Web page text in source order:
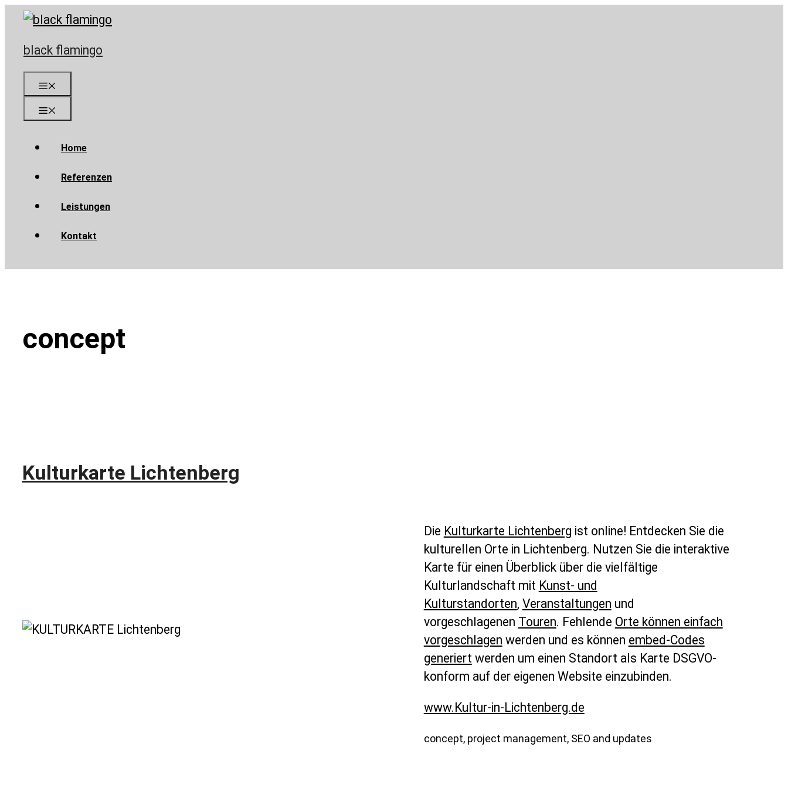
Skip
content
black flamingo
Home
Referenzen
Leistungen
Kontakt
concept
Kulturkarte Lichtenberg
Die Kulturkarte Lichtenberg ist online! Entdecken Sie die
kulturellen Orte in Lichtenberg. Nutzen Sie die interaktive
Karte für einen Überblick über die vielfältige
Kulturlandschaft mit Kunst- und
Kulturstandorten, Veranstaltungen und
vorgeschlagenen Touren. Fehlende Orte können einfach
vorgeschlagen werden und es können embed-Codes
generiert werden um einen Standort als Karte DSGVO-
konform auf der eigenen Website einzubinden.
www.Kultur-in-Lichtenberg.de
concept, project management, SEO and updates